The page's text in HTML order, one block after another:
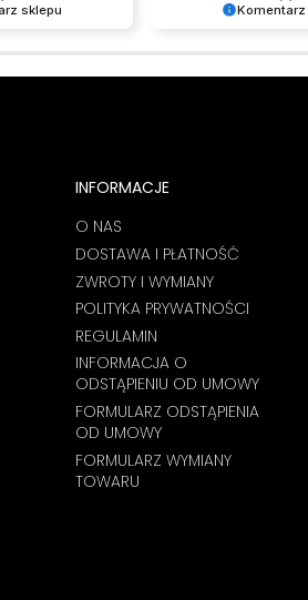
sklepu Komentarz
INFORMACJE
O NAS
DOSTAWA I PŁATNOŚĆ
ZWROTY I WYMIANY
POLITYKA PRYWATNOŚCI
REGULAMIN
INFORMACJA O
ODSTĄPIENIU OD UMOWY
FORMULARZ ODSTĄPIENIA
OD UMOWY
FORMULARZ WYMIANY
TOWARU